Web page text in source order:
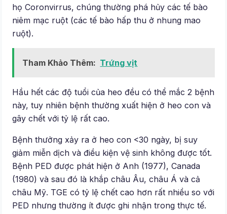
họ Coronvirrus, chúng thường phá hủy các tế bào
niêm mạc ruột (các tế bào hấp thu ở nhung mao
ruột).
Tham Khảo Thêm: Trứng vịt
Hầu hết các độ tuổi của heo đều có thể mắc 2 bệnh
này, tuy nhiên bệnh thường xuất hiện ở heo con và
gây chết với tỷ lệ rất cao.
Bệnh thưởng xảy ra ở heo con <30 ngày, bị suy
giảm miễn dịch và điều kiện vệ sinh không được tốt.
Bệnh PED được phát hiện ở Anh (1977), Canada
(1980) và sau đó là khắp châu Âu, châu Á và cả
châu Mỹ. TGE có tỷ lệ chết cao hơn rất nhiều so với
PED nhưng thường ít được ghi nhận trong thực tế.